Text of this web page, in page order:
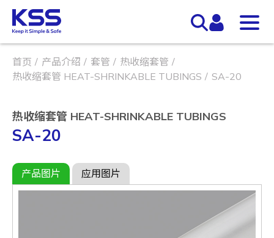
首页 产品介绍 套管
热收缩套管
热收缩套管 HEAT-SHRINKABLE TUBINGS
SA-20
热收缩套管 HEAT-SHRINKABLE TUBINGS
SA-20
产品图片 应用图片